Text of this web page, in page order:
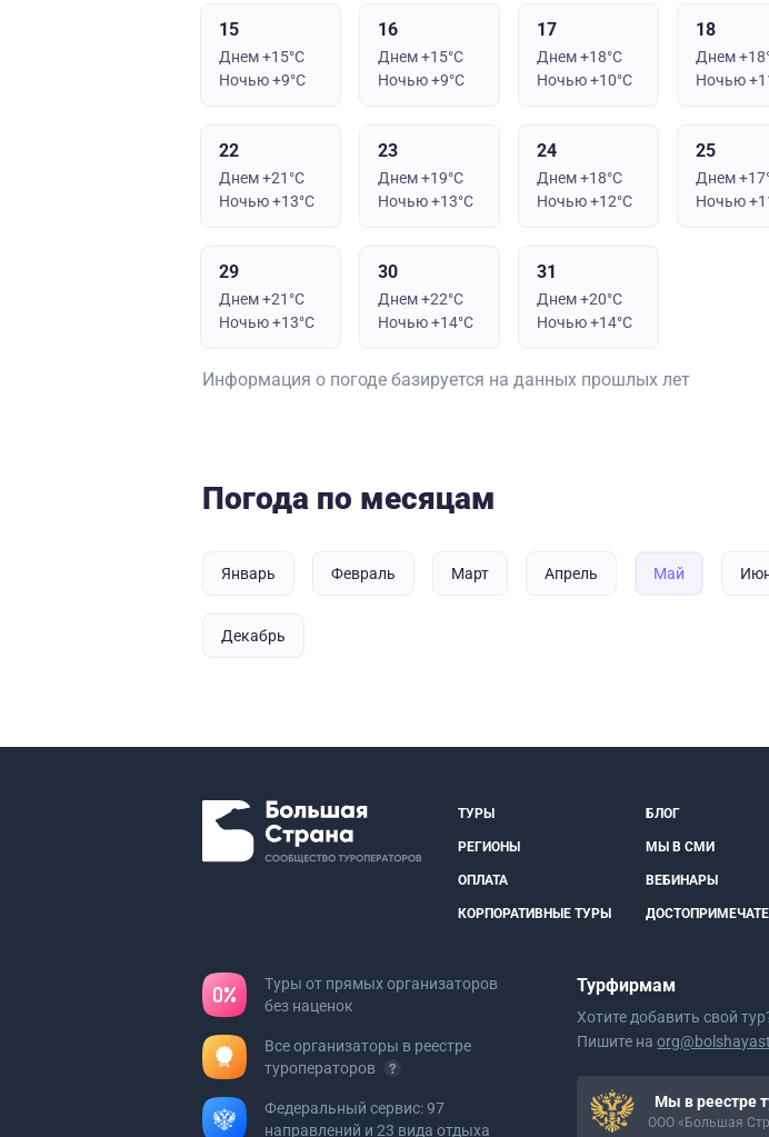
15
Днем +15°C
Ночью +9°C
16
Днем +15°C
Ночью +9°C
17
Днем +18°C
Ночью +10°C
18
Днем
Ночью
22
Днем +21°C
Ночью +13°C
23
Днем +19°C
Ночью +13°C
24
Днем +18°C
Ночью +12°C
25
Днем
Ночью
29
Днем +21°C
Ночью +13°C
30
Днем +22°C
Ночью +14°C
31
Днем +20°C
Ночью +14°C
Информация о погоде базируется на данных прошлых лет
Погода по месяцам
Январь Февраль Март Апрель Май
Декабрь
ТУРЫ БЛОГ
РЕГИОНЫ МЫ В СМИ
ОПЛАТА ВЕБИНАРЫ
КОРПОРАТИВНЫЕ ТУРЫ
Туры от прямых организаторов
без наценок
Все организаторы в реестре
туроператоров
Федеральный сервис: 97
направлений и 23 вида отдыха
Турфирмам
Хотите добавить свой
Пишите на
Мы в реестре
ООО «Большая